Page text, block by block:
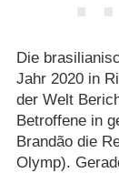
Die
Jahr 2020 in
der Welt
Betroffene in
Brandão die
Olymp).